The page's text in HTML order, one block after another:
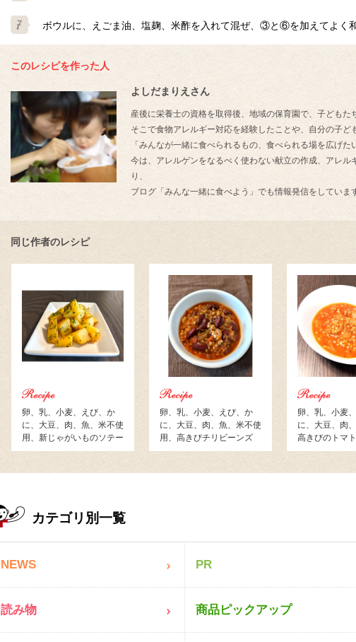
ボウルに、えごま油、塩麹、米酢を入れて混ぜ、③と⑥を加えてよく
このレシピを作った人
よしだまりえさん
産後に栄養士の資格を取得後、地域の保育園で、子どもた
そこで食物アレルギー対応を経験したことや、自分の子ど
「みんなが一緒に食べられるもの、食べられる場を広げた
今は、アレルゲンをなるべく使わない献立の作成、アレ
り、
ブログ「みんな一緒に食べよう」でも情報発信をしていま
同じ作者のレシピ
卵、乳、小麦、えび、か
に、大豆、肉、魚、米不使
用、新じゃがいものソテー
卵、乳、小麦、えび、か
に、大豆、肉、魚、米不使
用、高きびチリビーンズ
卵、乳、小麦
に、大豆、肉
高きびのトマ
カテゴリ別一覧
NEWS PR
読み物 商品ピックアップ